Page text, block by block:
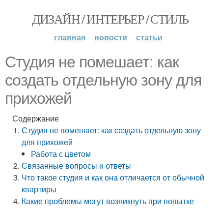
ДИЗАЙН / ИНТЕРЬЕР / СТИЛЬ
главная новости статьи
Студия не помешает: как
создать отдельную зону для
прихожей
Содержание
Студия не помешает: как создать отдельную зону
для прихожей
Работа с цветом
Связанные вопросы и ответы
Что такое студия и как она отличается от обычной
квартиры
Какие проблемы могут возникнуть при попытке